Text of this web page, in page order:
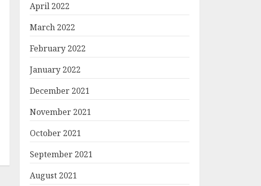
April 2022
March 2022
February 2022
January 2022
December 2021
November 2021
October 2021
September 2021
August 2021